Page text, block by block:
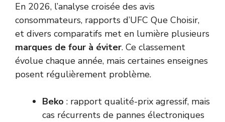
En 2026, l’analyse croisée des avis
consommateurs, rapports d’UFC Que Choisir,
et divers comparatifs met en lumière plusieurs
marques de four à éviter. Ce classement
évolue chaque année, mais certaines enseignes
posent régulièrement problème.
Beko : rapport qualité-prix agressif, mais
cas récurrents de pannes électroniques